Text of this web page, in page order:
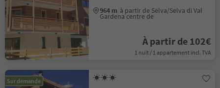
964 m à partir de Sëlva/Selva di Val
Gardena centre de
À partir de 102€
1 nuit / 1 appartement incl. TVA
Sur demande